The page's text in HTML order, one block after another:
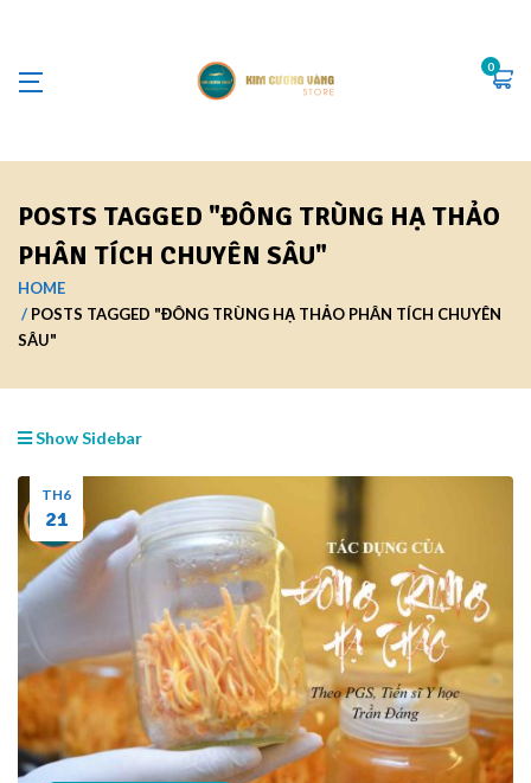
0
POSTS TAGGED "ĐÔNG TRÙNG HẠ THẢO
PHÂN TÍCH CHUYÊN SÂU"
HOME
POSTS TAGGED "ĐÔNG TRÙNG HẠ THẢO PHÂN TÍCH CHUYÊN
SÂU"
Show Sidebar
TH6
21